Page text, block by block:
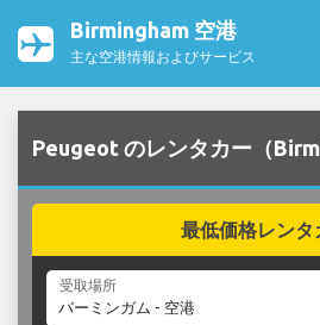
Birmingham 空港
主な空港情報およびサービス
Peugeot のレンタカー（
最低価格レンタ
受取場所